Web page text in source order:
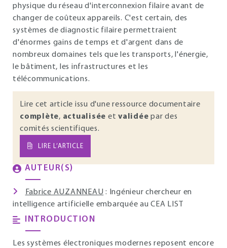
physique du réseau d'interconnexion filaire avant de
changer de coûteux appareils. C'est certain, des
systèmes de diagnostic filaire permettraient
d'énormes gains de temps et d'argent dans de
nombreux domaines tels que les transports, l'énergie,
le bâtiment, les infrastructures et les
télécommunications.
Lire cet article issu d'une ressource documentaire
complète, actualisée et validée par des
comités scientifiques.
LIRE L’ARTICLE
AUTEUR(S)
Fabrice AUZANNEAU : Ingénieur chercheur en
intelligence artificielle embarquée au CEA LIST
INTRODUCTION
Les systèmes électroniques modernes reposent encore